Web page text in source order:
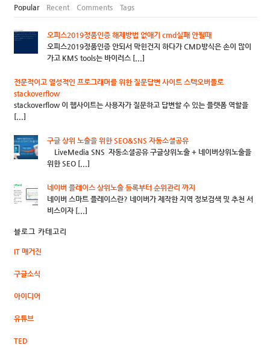
Popular Recent Comments Tags
오피스2019정품인증 해제방법 없애기 cmd실패 안될때
오피스2019정품인증 안되서 막힌건지 하다가 CMD방식은 손이 많이
가고 KMS tools는 바이러스 [...]
전문적이고 열성적인 프로그래머를 위한 질문답변 사이트 스텍오버플로
stackoverflow
stackoverflow 이 웹사이트는 사용자가 질문하고 답변할 수 있는 플랫폼 역할을
[...]
구글 상위 노출을 위한 SEO&SNS 자동소셜공유
LiveMedia SNS 자동소셜공유 구글상위노출 + 네이버상위노출을
위한 SEO [...]
네이버 플레이스 상위노출 등록부터 순위관리 까지
네이버 스마트 플레이스란? 네이버가 제작한 지역 정보검색 및 추천 서
비스이자 [...]
블로그 카테고리
IT 매거진
구글소식
아이디어
유튜브
TED